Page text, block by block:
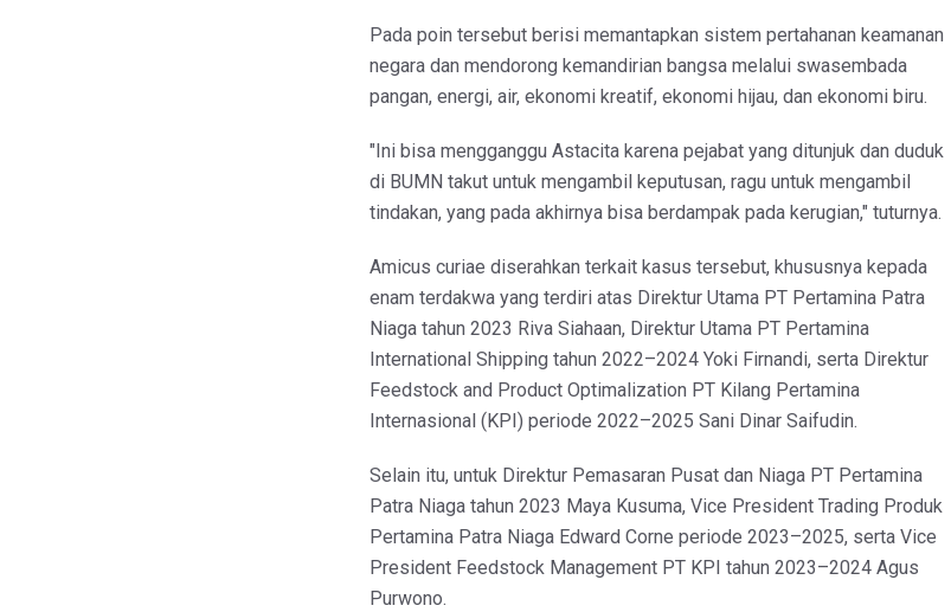
Pada poin tersebut berisi memantapkan sistem pertahanan keamanan
negara dan mendorong kemandirian bangsa melalui swasembada
pangan, energi, air, ekonomi kreatif, ekonomi hijau, dan ekonomi biru.
"Ini bisa mengganggu Astacita karena pejabat yang ditunjuk dan duduk
di BUMN takut untuk mengambil keputusan, ragu untuk mengambil
tindakan, yang pada akhirnya bisa berdampak pada kerugian," tuturnya.
Amicus curiae diserahkan terkait kasus tersebut, khususnya kepada
enam terdakwa yang terdiri atas Direktur Utama PT Pertamina Patra
Niaga tahun 2023 Riva Siahaan, Direktur Utama PT Pertamina
International Shipping tahun 2022–2024 Yoki Firnandi, serta Direktur
Feedstock and Product Optimalization PT Kilang Pertamina
Internasional (KPI) periode 2022–2025 Sani Dinar Saifudin.
Selain itu, untuk Direktur Pemasaran Pusat dan Niaga PT Pertamina
Patra Niaga tahun 2023 Maya Kusuma, Vice President Trading Produk
Pertamina Patra Niaga Edward Corne periode 2023–2025, serta Vice
President Feedstock Management PT KPI tahun 2023–2024 Agus
Purwono.